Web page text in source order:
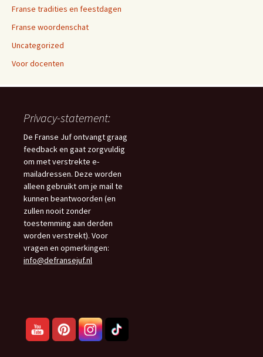
Franse tradities en feestdagen
Franse woordenschat
Uncategorized
Voor docenten
Privacy-statement:
De Franse Juf ontvangt graag
feedback en gaat zorgvuldig
om met verstrekte e-
mailadressen. Deze worden
alleen gebruikt om je mail te
kunnen beantwoorden (en
zullen nooit zonder
toestemming aan derden
worden verstrekt). Voor
vragen en opmerkingen:
info@defransejuf.nl